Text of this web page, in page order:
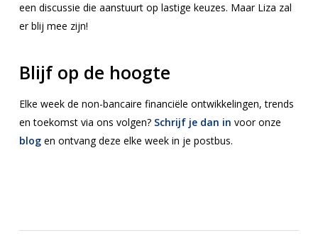
een discussie die aanstuurt op lastige keuzes. Maar Liza zal
er blij mee zijn!
Blijf op de hoogte
Elke week de non-bancaire financiële ontwikkelingen, trends
en toekomst via ons volgen? Schrijf je dan in voor onze
blogen ontvang deze elke week in je postbus.